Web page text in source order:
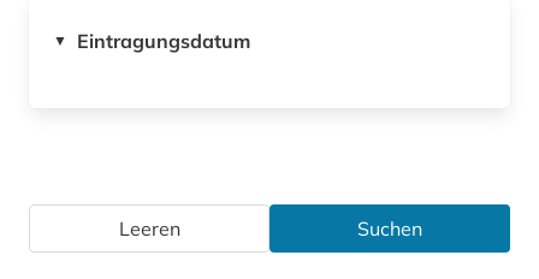
▼ Eintragungsdatum
Leeren Suchen